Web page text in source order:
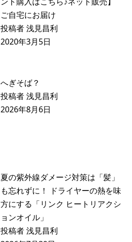
ご自宅にお届け
投稿者 浅見昌利
2020年3月5日
へぎそば？
投稿者 浅見昌利
2026年8月6日
夏の紫外線ダメージ対策は「髪」
も忘れずに！ ドライヤーの熱を味
方にする「リンク ヒートリアクシ
ョンオイル」
投稿者 浅見昌利